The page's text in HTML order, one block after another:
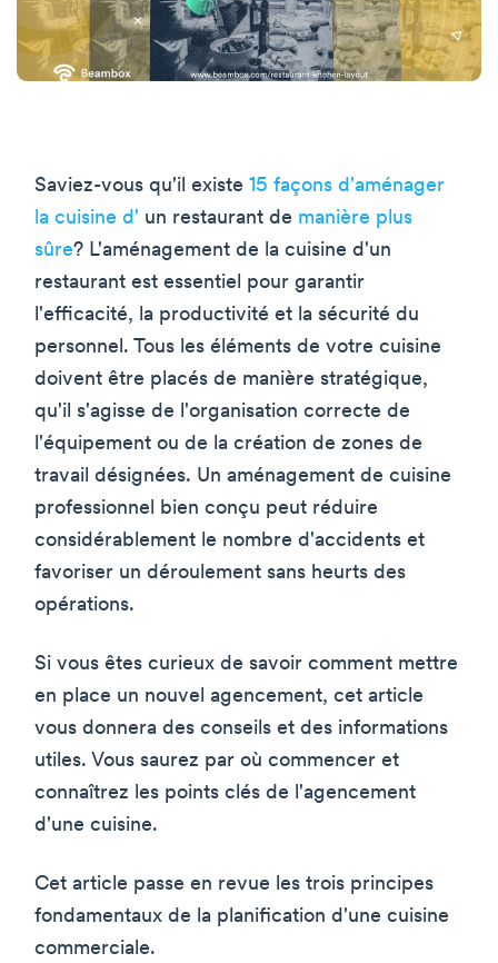
Saviez-vous qu'il existe 15 façons d'aménager
la cuisine d' un restaurant de manière plus
sûre? L'aménagement de la cuisine d'un
restaurant est essentiel pour garantir
l'efficacité, la productivité et la sécurité du
personnel. Tous les éléments de votre cuisine
doivent être placés de manière stratégique,
qu'il s'agisse de l'organisation correcte de
l'équipement ou de la création de zones de
travail désignées. Un aménagement de cuisine
professionnel bien conçu peut réduire
considérablement le nombre d'accidents et
favoriser un déroulement sans heurts des
opérations.
Si vous êtes curieux de savoir comment mettre
en place un nouvel agencement, cet article
vous donnera des conseils et des informations
utiles. Vous saurez par où commencer et
connaîtrez les points clés de l'agencement
d'une cuisine.
Cet article passe en revue les trois principes
fondamentaux de la planification d'une cuisine
commerciale.